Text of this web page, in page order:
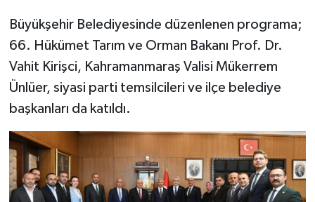
Büyükşehir Belediyesinde düzenlenen programa;
66. Hükümet Tarım ve Orman Bakanı Prof. Dr.
Vahit Kirişci, Kahramanmaraş Valisi Mükerrem
Ünlüer, siyasi parti temsilcileri ve ilçe belediye
başkanları da katıldı.
OTOMOTİV
TEKNOLOJİ
YAŞAM
KÜLTÜR SANAT